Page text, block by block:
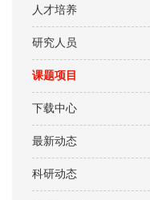
人才培养
研究人员
课题项目
下载中心
最新动态
科研动态